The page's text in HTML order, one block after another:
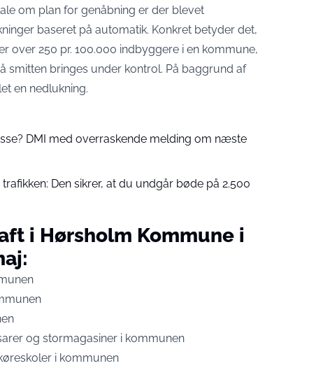
om plan for genåbning er der blevet
baseret på automatik. Konkret betyder det,
over 250 pr. 100.000 indbyggere i en kommune,
smitten bringes under kontrol. På baggrund af
en nedlukning.
DMI med overraskende melding om næste
Den sikrer, at du undgår bøde på 2.500
i Hørsholm Kommune i
og stormagasiner i kommunen
i kommunen